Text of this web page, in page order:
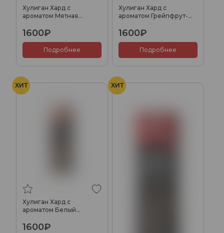
Хулиган Хард с
ароматом Мятная
1600₽
Подробнее
Хулиган Хард с
ароматом Грейпфрут-
200 гр.
1600₽
Подробнее
ХИТ
Хулиган Хард с
ароматом Белый
(СУУУУУ), 200 гр.
1600₽
ХИТ